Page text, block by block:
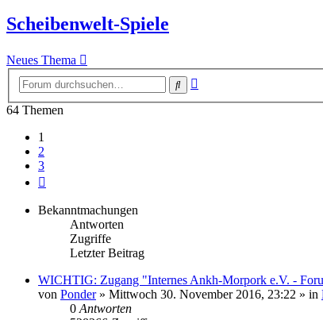
Scheibenwelt-Spiele
Neues Thema
Suche
64 Themen
1
2
3
Bekanntmachungen
Antworten
Zugriffe
Letzter Beitrag
WICHTIG: Zugang "Internes Ankh-Morpork e.V. -
von Ponder» Mittwoch 30. November 2016, 23:22 » in
0 Antworten